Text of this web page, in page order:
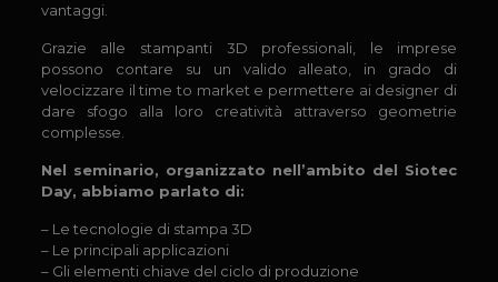
vantaggi.
Grazie alle stampanti 3D professionali, le imprese
possono contare su un valido alleato, in grado di
velocizzare il time to market e permettere ai designer di
dare sfogo alla loro creatività attraverso geometrie
complesse.
Nel seminario, organizzato nell’ambito del Siotec
Day, abbiamo parlato di:
– Le tecnologie di stampa 3D
– Le principali applicazioni
– Gli elementi chiave del ciclo di produzione